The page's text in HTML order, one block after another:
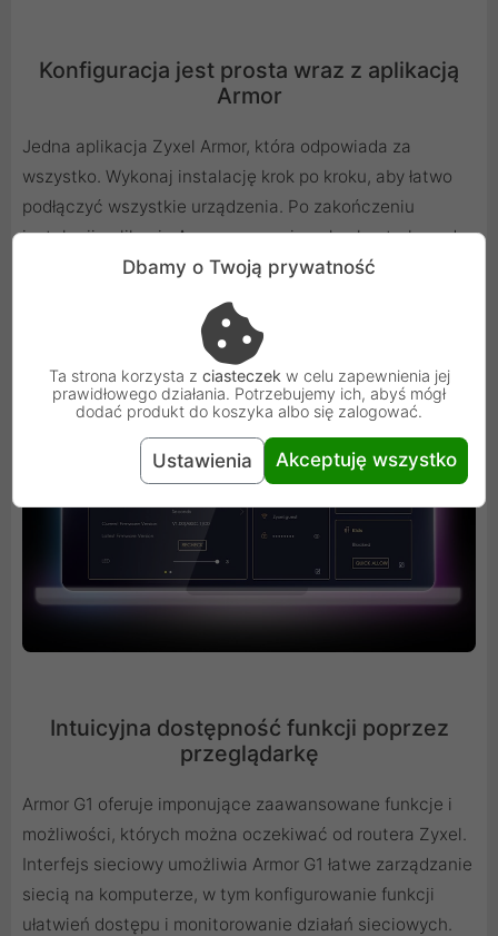
Konfiguracja jest prosta wraz z aplikacją
Armor
Jedna aplikacja Zyxel Armor, która odpowiada za
wszystko. Wykonaj instalację krok po kroku, aby łatwo
podłączyć wszystkie urządzenia. Po zakończeniu
instalacji aplikacja Armor zapewnia pełną kontrolę nad
wszystkim, co dzieje się na podłączonych urządzeniach,
Intuicyjna dostępność funkcji poprzez
przeglądarkę
Armor G1 oferuje imponujące zaawansowane funkcje i
możliwości, których można oczekiwać od routera Zyxel.
Interfejs sieciowy umożliwia Armor G1 łatwe zarządzanie
siecią na komputerze, w tym konfigurowanie funkcji
ułatwień dostępu i monitorowanie działań sieciowych.
Dbamy o Twoją prywatność
Ta strona korzysta z ciasteczek w celu zapewnienia jej
prawidłowego działania. Potrzebujemy ich, abyś mógł
dodać produkt do koszyka albo się zalogować.
Ustawienia Akceptuję wszystko